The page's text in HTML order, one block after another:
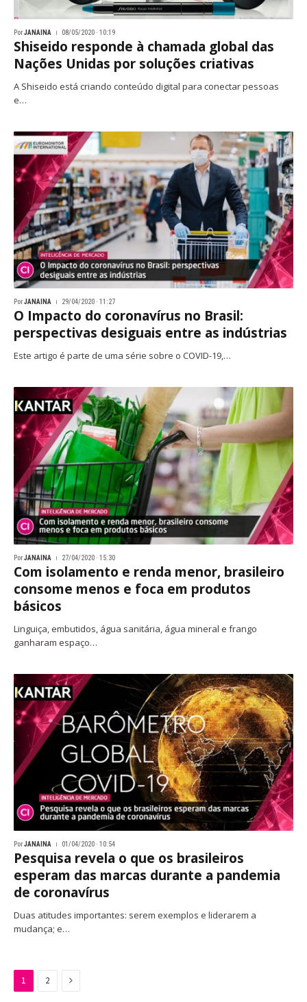
PorJANAINA 08/05/2020 · 10:19
Shiseido responde à chamada global das
Nações Unidas por soluções criativas
A Shiseido está criando conteúdo digital para conectar pessoas
e…
PorJANAINA 29/04/2020 · 11:27
O Impacto do coronavírus no Brasil:
perspectivas desiguais entre as indústrias
Este artigo é parte de uma série sobre o COVID-19,…
PorJANAINA 27/04/2020 · 15:30
Com isolamento e renda menor, brasileiro
consome menos e foca em produtos
básicos
Linguiça, embutidos, água sanitária, água mineral e frango
ganharam espaço…
PorJANAINA 01/04/2020 · 10:54
Pesquisa revela o que os brasileiros
esperam das marcas durante a pandemia
de coronavírus
Duas atitudes importantes: serem exemplos e liderarem a
mudança; e…
1 2 Next